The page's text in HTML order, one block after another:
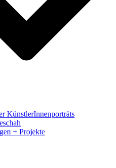
KünstlerInnenporträts
+ Projekte